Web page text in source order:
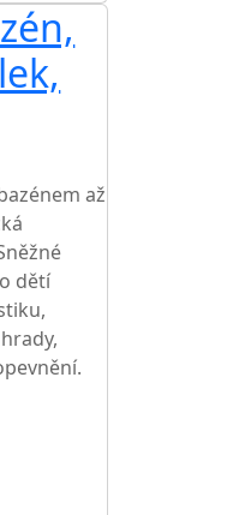
až
dětí